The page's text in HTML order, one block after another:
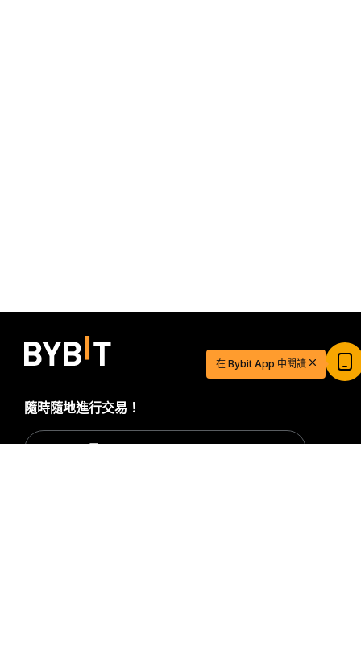
隨時隨地進行交易！
$20 USDT 助您從容開啓交易之旅
立即註冊並儲值，$20 輕鬆到手 在 Bybit App 中閱讀